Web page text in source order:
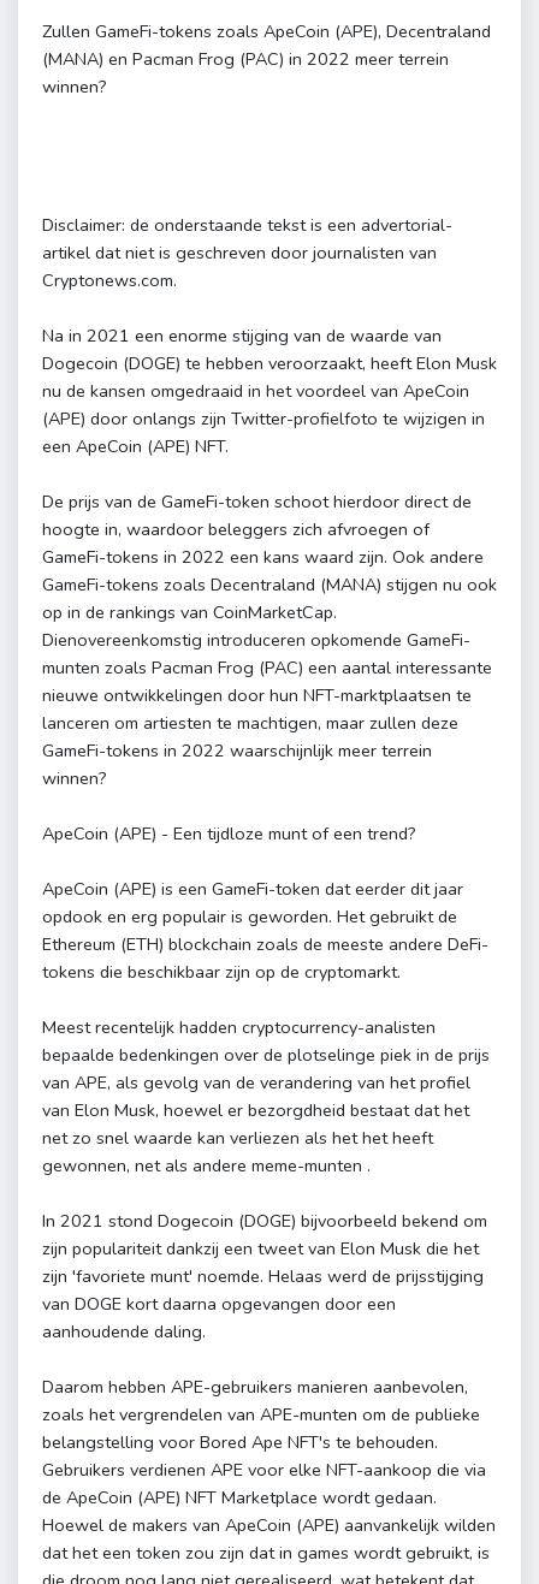
Zullen GameFi-tokens zoals ApeCoin (APE), Decentraland
(MANA) en Pacman Frog (PAC) in 2022 meer terrein
winnen?
Disclaimer: de onderstaande tekst is een advertorial-
artikel dat niet is geschreven door journalisten van
Cryptonews.com.
Na in 2021 een enorme stijging van de waarde van
Dogecoin (DOGE) te hebben veroorzaakt, heeft Elon Musk
nu de kansen omgedraaid in het voordeel van ApeCoin
(APE) door onlangs zijn Twitter-profielfoto te wijzigen in
een ApeCoin (APE) NFT.
De prijs van de GameFi-token schoot hierdoor direct de
hoogte in, waardoor beleggers zich afvroegen of
GameFi-tokens in 2022 een kans waard zijn. Ook andere
GameFi-tokens zoals Decentraland (MANA) stijgen nu ook
op in de rankings van CoinMarketCap.
Dienovereenkomstig introduceren opkomende GameFi-
munten zoals Pacman Frog (PAC) een aantal interessante
nieuwe ontwikkelingen door hun NFT-marktplaatsen te
lanceren om artiesten te machtigen, maar zullen deze
GameFi-tokens in 2022 waarschijnlijk meer terrein
winnen?
ApeCoin (APE) - Een tijdloze munt of een trend?
ApeCoin (APE) is een GameFi-token dat eerder dit jaar
opdook en erg populair is geworden. Het gebruikt de
Ethereum (ETH) blockchain zoals de meeste andere DeFi-
tokens die beschikbaar zijn op de cryptomarkt.
Meest recentelijk hadden cryptocurrency-analisten
bepaalde bedenkingen over de plotselinge piek in de prijs
van APE, als gevolg van de verandering van het profiel
van Elon Musk, hoewel er bezorgdheid bestaat dat het
net zo snel waarde kan verliezen als het het heeft
gewonnen, net als andere meme-munten .
In 2021 stond Dogecoin (DOGE) bijvoorbeeld bekend om
zijn populariteit dankzij een tweet van Elon Musk die het
zijn 'favoriete munt' noemde. Helaas werd de prijsstijging
van DOGE kort daarna opgevangen door een
aanhoudende daling.
Daarom hebben APE-gebruikers manieren aanbevolen,
zoals het vergrendelen van APE-munten om de publieke
belangstelling voor Bored Ape NFT's te behouden.
Gebruikers verdienen APE voor elke NFT-aankoop die via
de ApeCoin (APE) NFT Marketplace wordt gedaan.
Hoewel de makers van ApeCoin (APE) aanvankelijk wilden
dat het een token zou zijn dat in games wordt gebruikt, is